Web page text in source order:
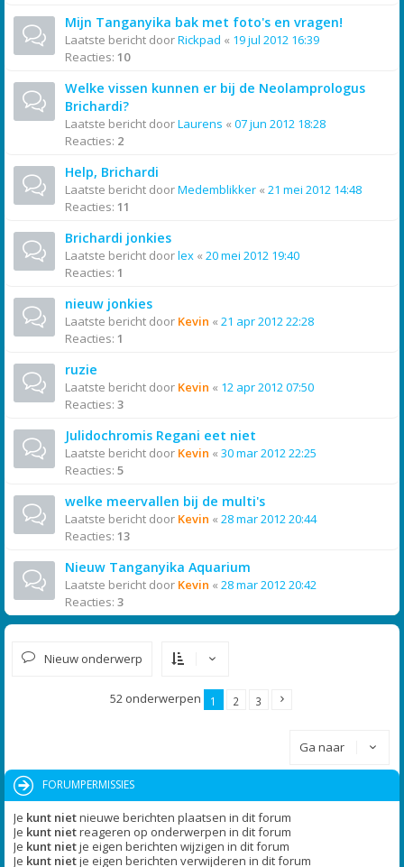
Mijn Tanganyika bak met foto's en vragen!
Laatste bericht doorRickpad « 19 jul 2012 16:39
Reacties: 10
Welke vissen kunnen er bij de Neolamprologus
Brichardi?
Laatste bericht doorLaurens « 07 jun 2012 18:28
Reacties: 2
Help, Brichardi
Laatste bericht doorMedemblikker « 21 mei 2012 14:48
Reacties: 11
Brichardi jonkies
Laatste bericht doorlex « 20 mei 2012 19:40
Reacties: 1
nieuw jonkies
Laatste bericht door Kevin « 21 apr 2012 22:28
Reacties: 1
ruzie
Laatste bericht door Kevin « 12 apr 2012 07:50
Reacties: 3
Julidochromis Regani eet niet
Laatste bericht door Kevin « 30 mar 2012 22:25
Reacties: 5
welke meervallen bij de multi's
Laatste bericht door Kevin « 28 mar 2012 20:44
Reacties: 13
Nieuw Tanganyika Aquarium
Laatste bericht door Kevin « 28 mar 2012 20:42
Reacties: 3
Nieuw onderwerp
52 onderwerpen 1 2 3
Ga naar
FORUMPERMISSIES
Je kunt nietnieuwe berichten plaatsen in dit forum
Je kunt nietreageren op onderwerpen in dit forum
Je kunt nietje eigen berichten wijzigen in dit forum
Je kunt nietje eigen berichten verwijderen in dit forum